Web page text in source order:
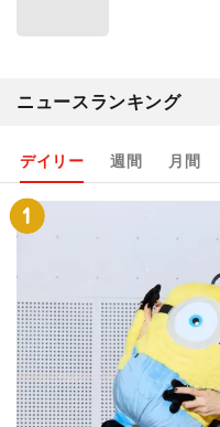
ニュースランキング
デイリー 週間 月間